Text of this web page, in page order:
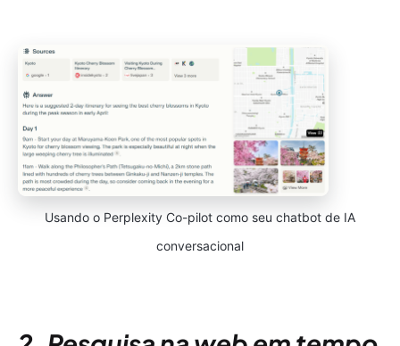
Usando o Perplexity Co-pilot como seu chatbot de IA
conversacional